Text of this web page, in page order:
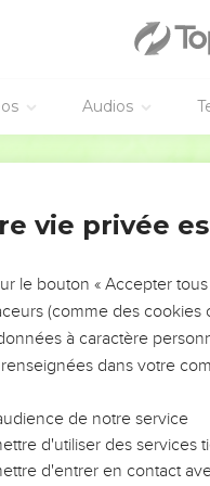
Audios
Κἂν
Σιὼν ὄρει καὶ
μεσίτῃ Ἰησοῦ, καὶ
τὸν λαλοῦντα·
μᾶλλον ἡμεῖς οἱ
τότε, νῦν
τῶν σαλευομένων
δέους,
vie privée
le bouton « Accepter
(comme des
à caractère
dans votre
de notre service
d'utiliser des services
d'entrer en contact